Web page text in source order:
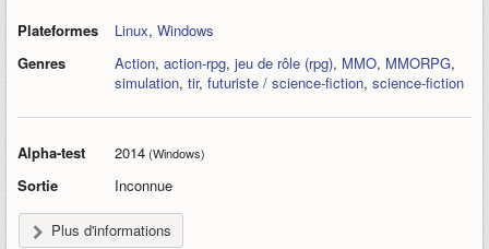
Plateformes Linux, Windows
Genres
Action, action-rpg, jeu de rôle (rpg), MMO, MMORPG,
simulation, tir, futuriste / science-fiction, science-fiction
Alpha-test 2014(Windows)
Sortie Inconnue
Plus d'informations